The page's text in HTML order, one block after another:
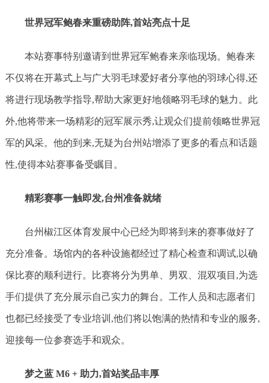
世界冠军鲍春来重磅助阵,首站亮点十足
本站赛事特别邀请到世界冠军鲍春来亲临现场。鲍春来
不仅将在开幕式上与广大羽毛球爱好者分享他的羽球心得,还
将进行现场教学指导,帮助大家更好地领略羽毛球的魅力。此
外,他将带来一场精彩的冠军展示秀,让观众们提前领略世界冠
军的风采。他的到来,无疑为台州站增添了更多的看点和话题
性,使得本站赛事备受瞩目。
精彩赛事一触即发,台州准备就绪
台州椒江区体育发展中心已经为即将到来的赛事做好了
充分准备。场馆内的各种设施都经过了精心检查和调试,以确
保比赛的顺利进行。比赛将分为男单、男双、混双项目,为选
手们提供了充分展示自己实力的舞台。工作人员和志愿者们
也都已经接受了专业培训,他们将以饱满的热情和专业的服务,
迎接每一位参赛选手和观众。
梦之蓝 M6 + 助力,首站奖品丰厚